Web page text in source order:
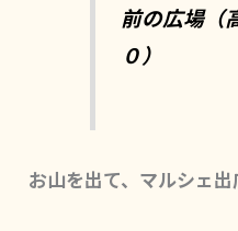
前の広場（
０）
お山を出て、マルシェ